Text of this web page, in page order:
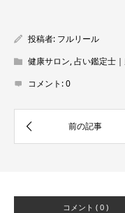
投稿者: フルリール
健康サロン,占い鑑定士
コメント:0
コメント ( 0 )